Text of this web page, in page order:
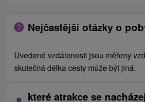
Nejčastější otázky o
Uvedené vzdálenosti jsou měřeny
skutečná délka cesty může být jiná.
které atrakce se